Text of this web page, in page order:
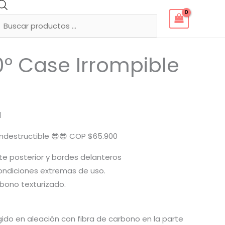
productos
Case Irrompible
😎😎 COP $65.900
posterior y bordes delanteros
extremas de uso.
texturizado.
en aleación con fibra de carbono en la parte